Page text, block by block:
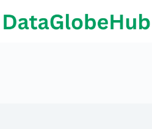
Inhalt
springen